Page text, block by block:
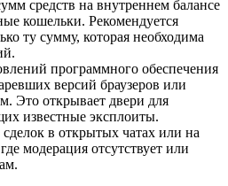
средств на внутреннем балансе
кошельки. Рекомендуется
ту сумму, которая необходима
программного обеспечения
версий браузеров или
Это открывает двери для
известные эксплоиты.
в открытых чатах или на
модерация отсутствует или